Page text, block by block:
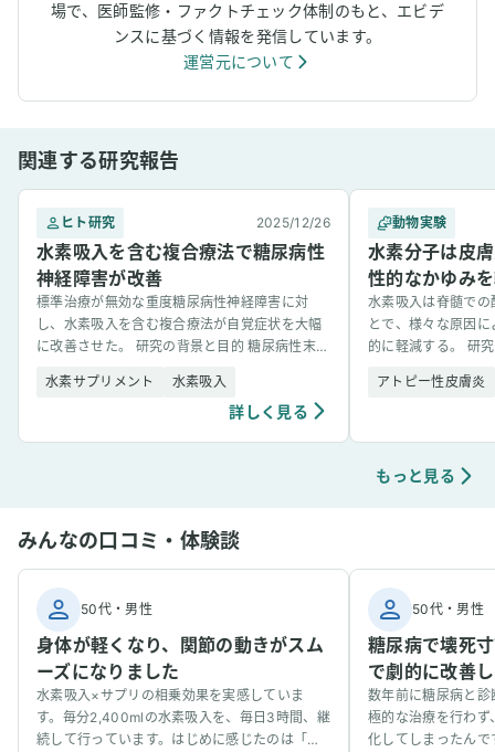
場で、医師監修・ファクトチェック体制のもと、エビデ
ンスに基づく情報を発信しています。
運営元について
関連する研究報告
ヒト研究 2025/12/26
水素吸入を含む複合療法で糖尿病性
神経障害が改善
標準治療が無効な重度糖尿病性神経障害に対
し、水素吸入を含む複合療法が自覚症状を大幅
に改善させた。 研究の背景と目的 糖尿病性末梢
症であり、痛みを伴い [&hellip;]
水素サプリメント 水素吸入
詳しく見る
動物実験
水素分子は皮
性的なかゆみ
水素吸入は脊髄で
とで、様々な原因
的に軽減する。 研
性皮膚炎、糖尿
アトピー性皮膚炎
もっと見る
みんなの口コミ・体験談
50代・男性
身体が軽くなり、関節の動きがスム
ーズになりました
水素吸入×サプリの相乗効果を実感していま
す。毎分2,400mlの水素吸入を、毎日3時間、継
続して行っています。はじめに感じたのは「身
50代・男性
糖尿病で壊死
で劇的に改善
数年前に糖尿病と
極的な治療を行わ
化してしまったん